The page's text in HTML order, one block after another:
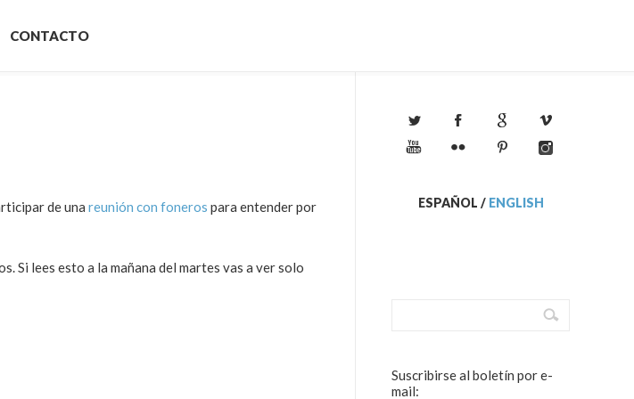
CONTACTO
de una reunión con foneros para entender por
Si lees esto a la mañana del martes vas a ver solo
ESPAÑOL / ENGLISH
Suscribirse al boletín por e-
mail: